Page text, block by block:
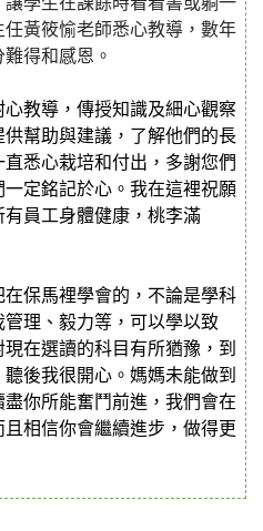
學生在課餘時看看書或躺一
任黃筱愉老師悉心教導，數年
得和感恩。
教導，傳授知識及細心觀察
幫助與建議，了解他們的長
悉心栽培和付出，多謝您們
一定銘記於心。我在這裡祝願
有員工身體健康，桃李滿
保馬裡學會的，不論是學科
理、毅力等，可以學以致
現在選讀的科目有所猶豫，到
後我很開心。媽媽未能做到
你所能奮鬥前進，我們會在
且相信你會繼續進步，做得更